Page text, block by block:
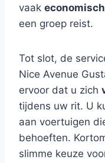
vaak
een groep reist.
Tot slot, de
Nice Avenue
ervoor dat u zich
tijdens uw rit. U
aan voertuigen
behoeften.
slimme keuze